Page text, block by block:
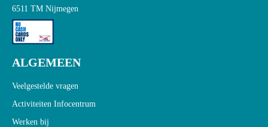
6511 TM Nijmegen
ALGEMEEN
Veelgestelde vragen
Activiteiten Infocentrum
Werken bij